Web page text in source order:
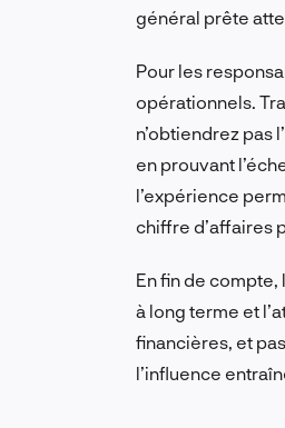
général prête
Pour les
opérationnels.
n’obtiendrez pas
en prouvant
l’expérience
chiffre d’affaires
En fin de
à long terme et
financières, et
l’influence